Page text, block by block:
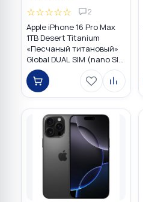
☆☆☆☆☆ 2
Apple iPhone 16 Pro Max
1TB Desert Titanium
«Песчаный титановый»
Global DUAL SIM (nano SIM
+ eSIM)